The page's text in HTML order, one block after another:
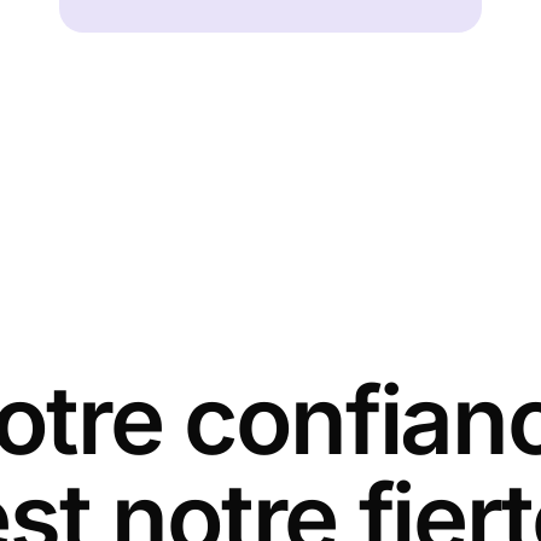
notre